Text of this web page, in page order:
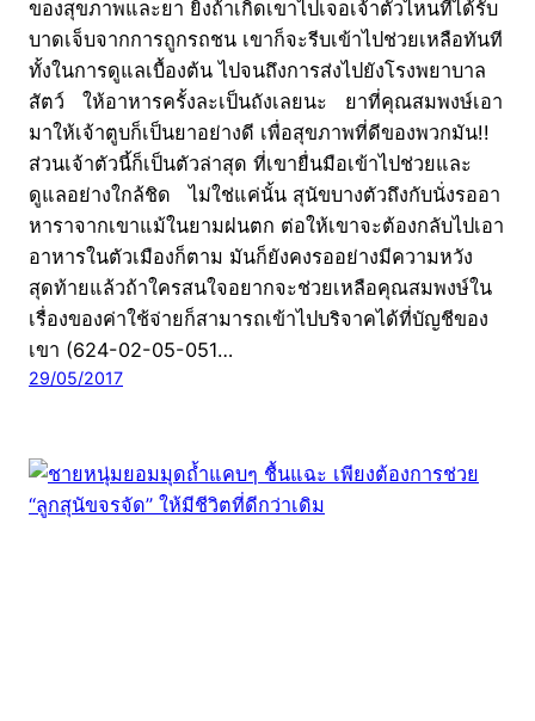
ของสุขภาพและยา ยิ่งถ้าเกิดเขาไปเจอเจ้าตัวไหนที่ได้รับ
บาดเจ็บจากการถูกรถชน เขาก็จะรีบเข้าไปช่วยเหลือทันที
ทั้งในการดูแลเบื้องต้น ไปจนถึงการส่งไปยังโรงพยาบาล
สัตว์ ให้อาหารครั้งละเป็นถังเลยนะ ยาที่คุณสมพงษ์เอา
มาให้เจ้าตูบก็เป็นยาอย่างดี เพื่อสุขภาพที่ดีของพวกมัน!!
ส่วนเจ้าตัวนี้ก็เป็นตัวล่าสุด ที่เขายื่นมือเข้าไปช่วยและ
ดูแลอย่างใกล้ชิด ไม่ใช่แค่นั้น สุนัขบางตัวถึงกับนั่งรออา
หาราจากเขาแม้ในยามฝนตก ต่อให้เขาจะต้องกลับไปเอา
อาหารในตัวเมืองก็ตาม มันก็ยังคงรออย่างมีความหวัง
สุดท้ายแล้วถ้าใครสนใจอยากจะช่วยเหลือคุณสมพงษ์ใน
เรื่องของค่าใช้จ่ายก็สามารถเข้าไปบริจาคได้ที่บัญชีของ
เขา (624-02-05-051…
29/05/2017